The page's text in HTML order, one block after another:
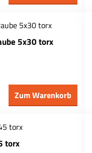
5x30 torx
Zum Warenkorb
torx